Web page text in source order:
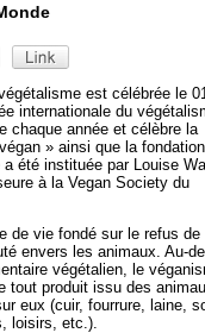
est célébrée le
internationale du
chaque année et célèbre la
» ainsi que la
été instituée par Louise
à la Vegan Society du
de vie fondé sur le refus de
envers les animaux. Au-
végétalien, le
tout produit issu des
eux (cuir, fourrure, laine,
loisirs, etc.).